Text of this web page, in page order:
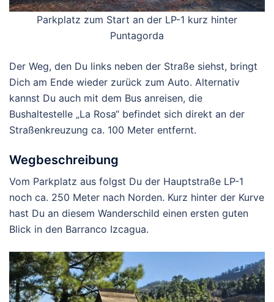
Parkplatz zum Start an der LP-1 kurz hinter
Puntagorda
Der Weg, den Du links neben der Straße siehst, bringt
Dich am Ende wieder zurück zum Auto. Alternativ
kannst Du auch mit dem Bus anreisen, die
Bushaltestelle „La Rosa“ befindet sich direkt an der
Straßenkreuzung ca. 100 Meter entfernt.
Wegbeschreibung
Vom Parkplatz aus folgst Du der Hauptstraße LP-1
noch ca. 250 Meter nach Norden. Kurz hinter der Kurve
hast Du an diesem Wanderschild einen ersten guten
Blick in den Barranco Izcagua.